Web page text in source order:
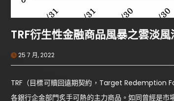
TRF衍生性金融商品風暴之雲淡風
25 7 月, 2022
TRF（目標可贖回遠期契約，Target Redemption
各銀行企金部門炙手可熱的主力商品。如同曾經是